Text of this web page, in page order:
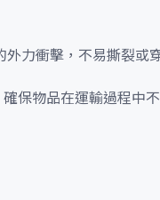
力衝擊，不易撕裂或
保物品在運輸過程中